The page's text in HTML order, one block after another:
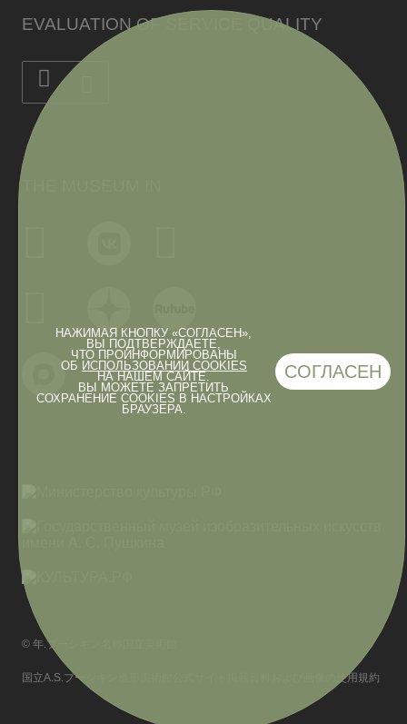
НАЖИМАЯ КНОПКУ «СОГЛАСЕН»,
ВЫ ПОДТВЕРЖДАЕТЕ,
ЧТО ПРОИНФОРМИРОВАНЫ
ОБ ИСПОЛЬЗОВАНИИ COOKIES
НА НАШЕМ САЙТЕ.
ВЫ МОЖЕТЕ ЗАПРЕТИТЬ
СОХРАНЕНИЕ COOKIES В НАСТРОЙКАХ
БРАУЗЕРА.
СОГЛАСЕН
EVALUATION OF SERVICE QUALITY
© 年.プーシキン名称国立美術館
国立A.S.プーシキン造形美術館公式サイト掲載資料および画像の使用規約